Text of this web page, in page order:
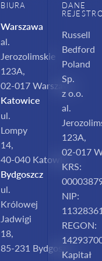
BIURA
Warszawa
al.
Jerozolimskie
123A,
02‑017 Warszawa
Katowice
ul.
Lompy
14,
40‑040 Katowice
Bydgoszcz
ul.
Królowej
Jadwigi
18,
85‑231 Bydgoszcz
DANE
Russell
Bedford
Poland
Sp.
z o.o.
al.
123A,
02‑017
KRS:
NIP:
REGON:
Kapitał